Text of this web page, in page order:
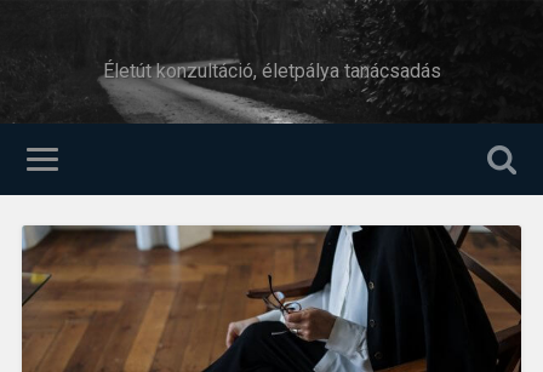
Életút konzultáció, életpálya tanácsadás